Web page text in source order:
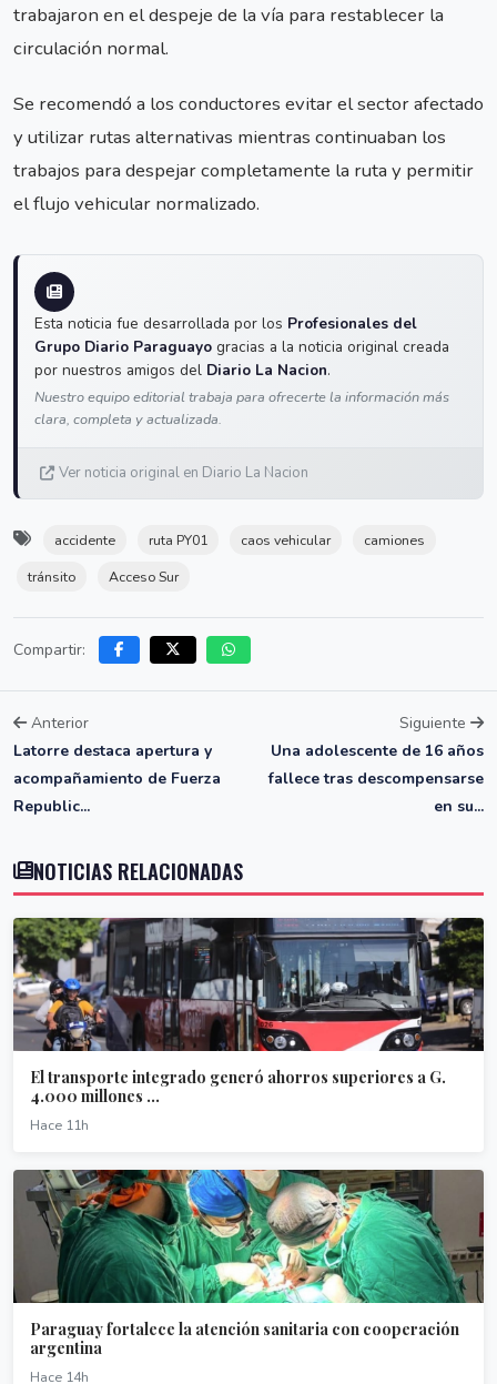
trabajaron en el despeje de la vía para restablecer la
circulación normal.
Se recomendó a los conductores evitar el sector afectado
y utilizar rutas alternativas mientras continuaban los
trabajos para despejar completamente la ruta y permitir
el flujo vehicular normalizado.
Esta noticia fue desarrollada por los Profesionales del
Grupo Diario Paraguayo gracias a la noticia original creada
por nuestros amigos del Diario La Nacion.
Nuestro equipo editorial trabaja para ofrecerte la información más
clara, completa y actualizada.
Ver noticia original en Diario La Nacion
accidente ruta PY01 caos vehicular
camiones
tránsito
Acceso Sur
Compartir:
Anterior
Latorre destaca apertura y
acompañamiento de Fuerza
Republic...
Siguiente
Una adolescente de 16 años
fallece tras descompensarse
en su...
NOTICIAS RELACIONADAS
El transporte integrado generó ahorros superiores a G.
4.000 millones ...
Hace 11h
Paraguay fortalece la atención sanitaria con cooperación
argentina
Hace 14h